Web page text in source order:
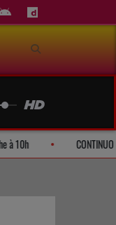
Bach: le dimanche à 10h